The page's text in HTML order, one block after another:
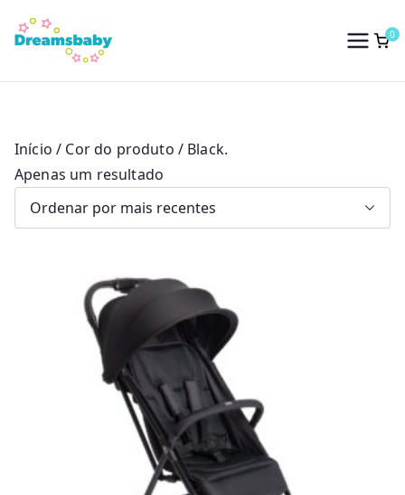
para
conteúdo
Dreams Baby
0
Início / Cor do produto / Black.
Apenas um resultado